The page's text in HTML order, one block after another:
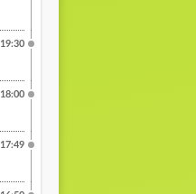
19:30
18:00
17:49